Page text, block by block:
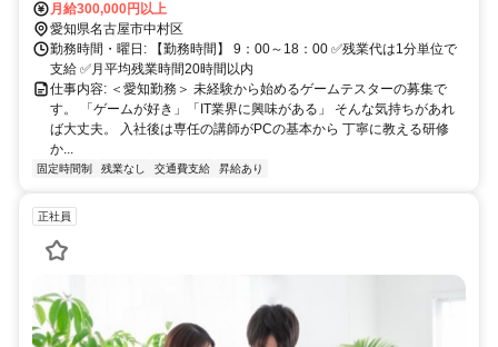
月給300,000円以上
愛知県名古屋市中村区
勤務時間・曜日: 【勤務時間】 9：00～18：00 ✅残業代は1分単位で
支給 ✅月平均残業時間20時間以内
仕事内容: ＜愛知勤務＞ 未経験から始めるゲームテスターの募集で
す。 「ゲームが好き」「IT業界に興味がある」 そんな気持ちがあれ
ば大丈夫。 入社後は専任の講師がPCの基本から 丁寧に教える研修
か...
固定時間制 残業なし 交通費支給 昇給あり
正社員